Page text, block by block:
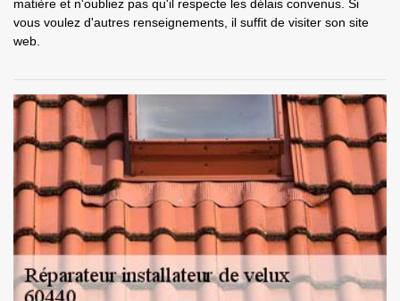
matière et n'oubliez pas qu'il respecte les délais convenus. Si
vous voulez d'autres renseignements, il suffit de visiter son site
web.